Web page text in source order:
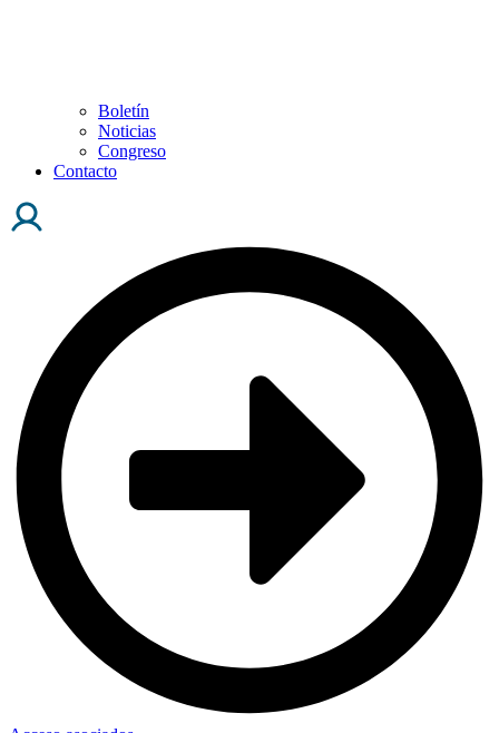
Boletín
Noticias
Congreso
Contacto